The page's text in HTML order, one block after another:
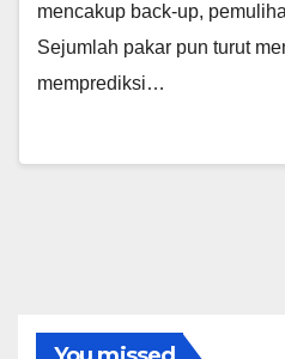
mencakup back-up,
Sejumlah pakar pun turut
memprediksi…